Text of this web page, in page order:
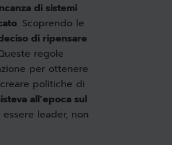
di sistemi
. Scoprendo le
di ripensare
regole
per ottenere
politiche di
all’epoca sul
leader, non